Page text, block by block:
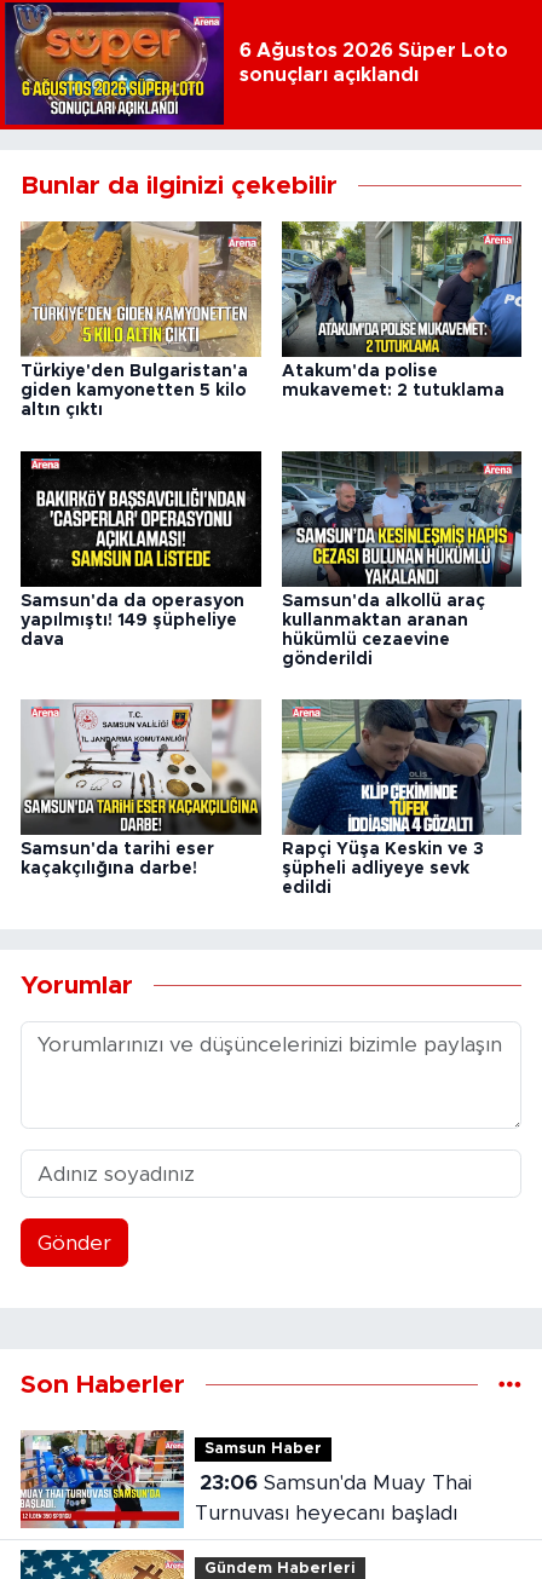
6 Ağustos 2026 Süper Loto
sonuçları açıklandı
Bunlar da ilginizi çekebilir
Türkiye'den Bulgaristan'a
giden kamyonetten 5 kilo
altın çıktı
Atakum'da polise
mukavemet: 2 tutuklama
Samsun'da da operasyon
yapılmıştı! 149 şüpheliye
dava
Samsun'da alkollü araç
kullanmaktan aranan
hükümlü cezaevine
gönderildi
Samsun'da tarihi eser
kaçakçılığına darbe!
Rapçi Yüşa Keskin ve 3
şüpheli adliyeye sevk
edildi
Yorumlar
Gönder
Son Haberler
Samsun Haber
23:06Samsun'da Muay Thai
Turnuvası heyecanı başladı
Gündem Haberleri